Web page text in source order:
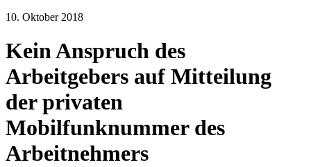
10. Oktober 2018
Kein Anspruch des
Arbeitgebers auf Mitteilung
der privaten
Mobilfunknummer des
Arbeitnehmers